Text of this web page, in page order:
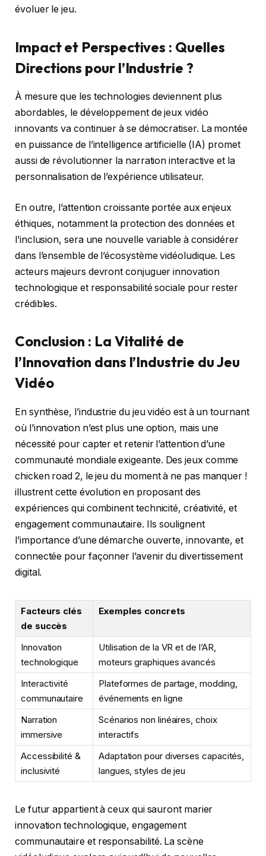
évoluer le jeu.
Impact et Perspectives : Quelles
Directions pour l’Industrie ?
À mesure que les technologies deviennent plus
abordables, le développement de jeux vidéo
innovants va continuer à se démocratiser. La montée
en puissance de l’intelligence artificielle (IA) promet
aussi de révolutionner la narration interactive et la
personnalisation de l’expérience utilisateur.
En outre, l’attention croissante portée aux enjeux
éthiques, notamment la protection des données et
l’inclusion, sera une nouvelle variable à considérer
dans l’ensemble de l’écosystème vidéoludique. Les
acteurs majeurs devront conjuguer innovation
technologique et responsabilité sociale pour rester
crédibles.
Conclusion : La Vitalité de
l’Innovation dans l’Industrie du Jeu
Vidéo
En synthèse, l’industrie du jeu vidéo est à un tournant
où l’innovation n’est plus une option, mais une
nécessité pour capter et retenir l’attention d’une
communauté mondiale exigeante. Des jeux comme
chicken road 2, le jeu du moment à ne pas manquer !
illustrent cette évolution en proposant des
expériences qui combinent technicité, créativité, et
engagement communautaire. Ils soulignent
l’importance d’une démarche ouverte, innovante, et
connectée pour façonner l’avenir du divertissement
digital.
Facteurs clés
de succès
Exemples concrets
Innovation
technologique
Utilisation de la VR et de l’AR,
moteurs graphiques avancés
Interactivité
communautaire
Plateformes de partage, modding,
événements en ligne
Narration
immersive
Scénarios non linéaires, choix
interactifs
Accessibilité &
inclusivité
Adaptation pour diverses capacités,
langues, styles de jeu
Le futur appartient à ceux qui sauront marier
innovation technologique, engagement
communautaire et responsabilité. La scène